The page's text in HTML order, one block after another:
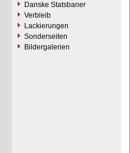
Danske Statsbaner
Verbleib
Lackierungen
Sonderseiten
Bildergalerien